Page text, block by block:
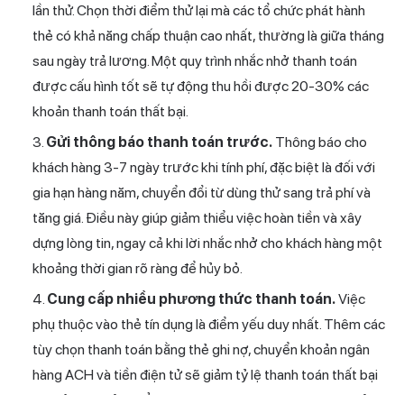
lần thử. Chọn thời điểm thử lại mà các tổ chức phát hành
thẻ có khả năng chấp thuận cao nhất, thường là giữa tháng
sau ngày trả lương. Một quy trình nhắc nhở thanh toán
được cấu hình tốt sẽ tự động thu hồi được 20-30% các
khoản thanh toán thất bại.
Gửi thông báo thanh toán trước. Thông báo cho
khách hàng 3-7 ngày trước khi tính phí, đặc biệt là đối với
gia hạn hàng năm, chuyển đổi từ dùng thử sang trả phí và
tăng giá. Điều này giúp giảm thiểu việc hoàn tiền và xây
dựng lòng tin, ngay cả khi lời nhắc nhở cho khách hàng một
khoảng thời gian rõ ràng để hủy bỏ.
Cung cấp nhiều phương thức thanh toán.Việc
phụ thuộc vào thẻ tín dụng là điểm yếu duy nhất. Thêm các
tùy chọn thanh toán bằng thẻ ghi nợ, chuyển khoản ngân
hàng ACH và tiền điện tử sẽ giảm tỷ lệ thanh toán thất bại